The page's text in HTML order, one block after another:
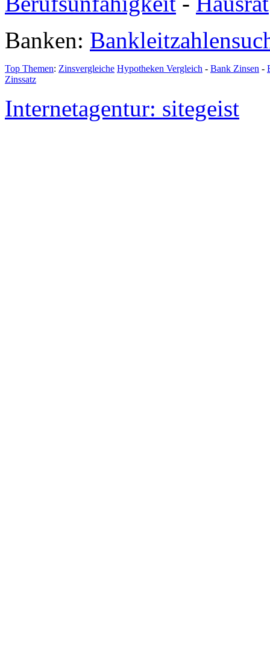
Banken:
Top Themen: Zinsvergleiche Hypotheken Vergleich - Bank Zinsen -
Zinssatz
Internetagentur: sitegeist